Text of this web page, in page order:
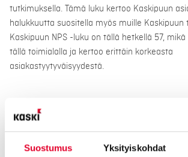
Suostumus Yksityiskohdat
tutkimuksella. Tämä luku kertoo Kaskipuun
halukkuutta suositella myös muille Kaskipuun
Kaskipuun NPS -luku on tällä hetkellä 57,
tällä toimialalla ja kertoo erittäin korkeasta
asiakastyytyväisyydestä.
→ Ota yhteyttä oman alueesi